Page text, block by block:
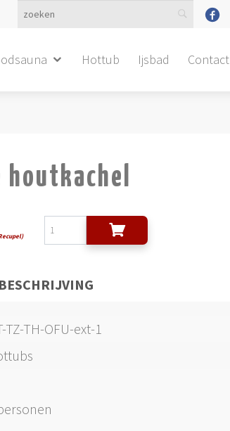
Hottub Ijsbad Contact
BESCHRIJVING
TZ-TH-OFU-ext-1